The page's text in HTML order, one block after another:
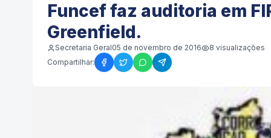
Funcef faz auditoria em
Greenfield.
Secretaria Geral05 de novembro de 2016 8 visualizações
Compartilhar: